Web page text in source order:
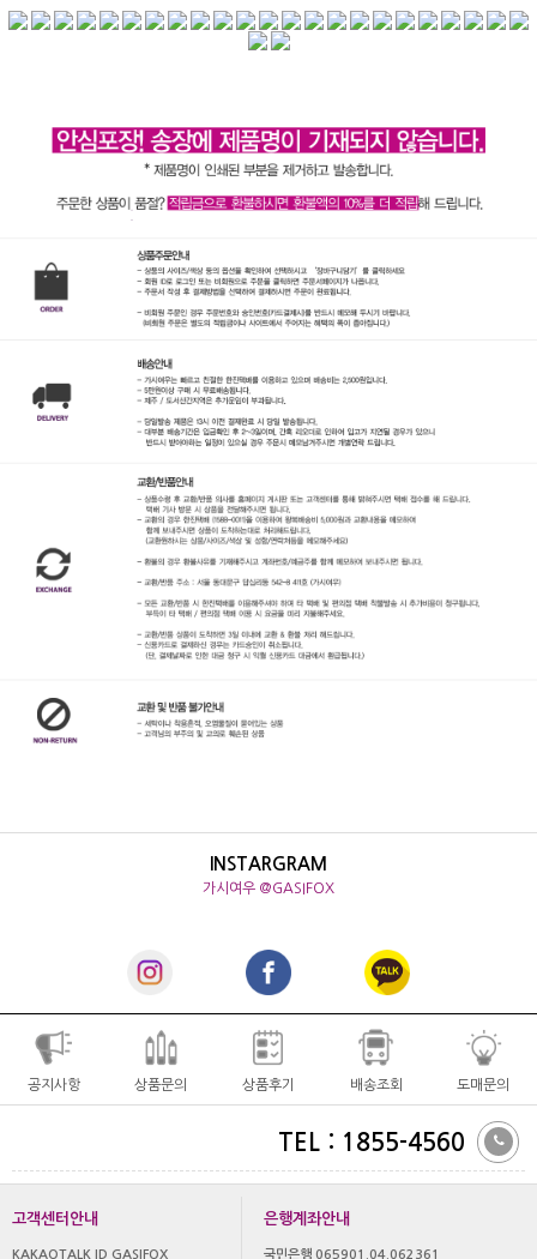
INSTARGRAM
가시여우 @GASIFOX
공지사항 상품문의 상품후기 배송조회 도매문의
TEL : 1855-4560
고객센터안내
KAKAOTALK ID GASIFOX
은행계좌안내
국민은행 065901.04.062361